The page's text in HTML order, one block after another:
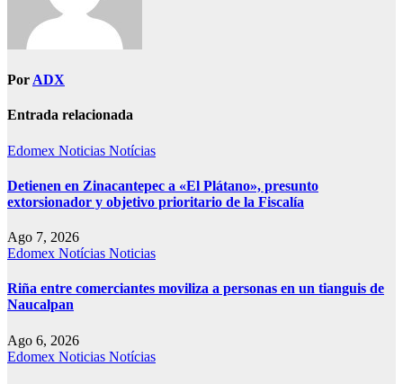
Por ADX
Entrada relacionada
Edomex Noticias Notícias
Detienen en Zinacantepec a «El Plátano», presunto
extorsionador y objetivo prioritario de la Fiscalía
Ago 7, 2026
Edomex Notícias Noticias
Riña entre comerciantes moviliza a personas en un tianguis de
Naucalpan
Ago 6, 2026
Edomex Noticias Notícias